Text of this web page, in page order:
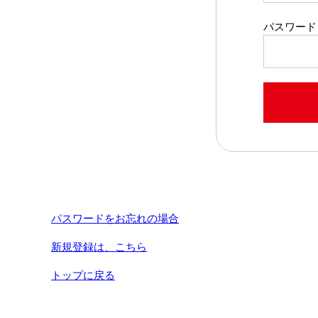
パスワード
パスワードをお忘れの場合
新規登録は、こちら
トップに戻る